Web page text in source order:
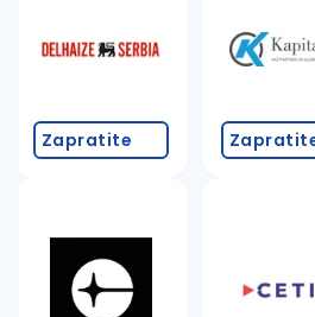
proverite pravopisne
promenite odabrane
Zapratite